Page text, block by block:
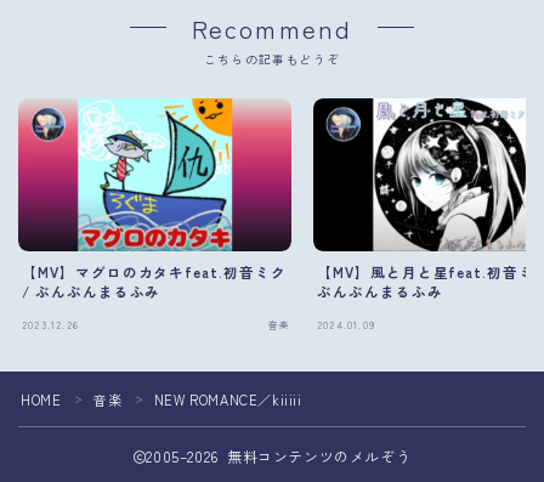
Follow Me
Recommend
こちらの記事もどうぞ
【MV】マグロのカタキfeat.初音ミク
/ ぶんぶんまるふみ
2023.12.26 音楽
【MV】風と月と星feat.初音ミ
ぶんぶんまるふみ
2024.01.09
HOME ＞ 音楽 ＞ NEW ROMANCE／kiiiii
2005–2026 無料コンテンツのメルぞう